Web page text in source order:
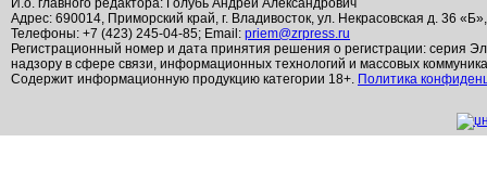
И.о. главного редактора: Голубь Андрей Александрович
Адрес: 690014, Приморский край, г. Владивосток, ул. Некрасовская д. 36
Телефоны: +7 (423) 245-04-85; Email: priem@zrpress.ru
Регистрационный номер и дата принятия решения о регистрации: серия
надзору в сфере связи, информационных технологий и массовых
Содержит информационную продукцию категории 18+. Политика